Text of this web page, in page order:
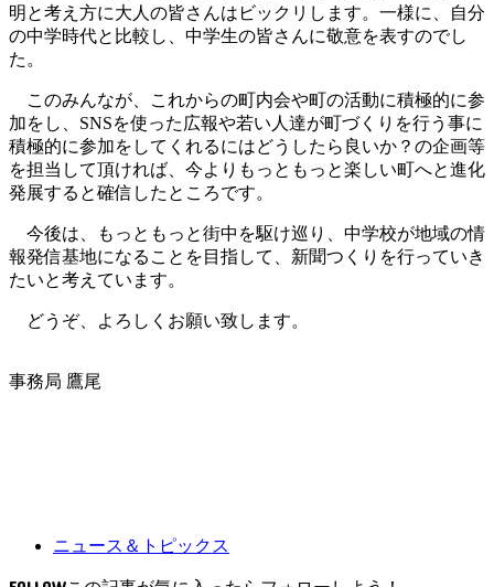
明と考え方に大人の皆さんはビックリします。一様に、自分
の中学時代と比較し、中学生の皆さんに敬意を表すのでし
た。
このみんなが、これからの町内会や町の活動に積極的に参
加をし、SNSを使った広報や若い人達が町づくりを行う事に
積極的に参加をしてくれるにはどうしたら良いか？の企画等
を担当して頂ければ、今よりもっともっと楽しい町へと進化
発展すると確信したところです。
今後は、もっともっと街中を駆け巡り、中学校が地域の情
報発信基地になることを目指して、新聞つくりを行っていき
たいと考えています。
どうぞ、よろしくお願い致します。
事務局 鷹尾
ニュース＆トピックス